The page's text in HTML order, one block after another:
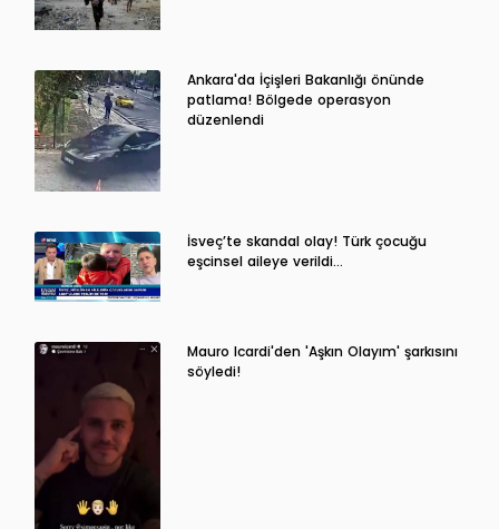
Ankara'da İçişleri Bakanlığı önünde
patlama! Bölgede operasyon
düzenlendi
İsveç’te skandal olay! Türk çocuğu
eşcinsel aileye verildi…
Mauro Icardi'den 'Aşkın Olayım' şarkısını
söyledi!